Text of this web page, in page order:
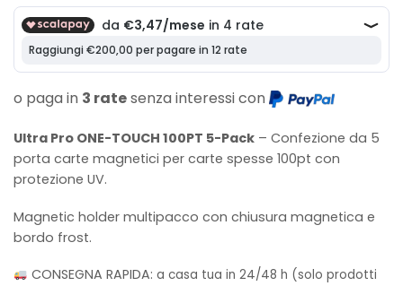
o paga in 3 ratesenza interessi con
Ultra Pro ONE-TOUCH 100PT 5-Pack – Confezione da 5
porta carte magnetici per carte spesse 100pt con
protezione UV.
Magnetic holder multipacco con chiusura magnetica e
bordo frost.
CONSEGNA RAPIDA:a casa tua in 24/48 h (solo prodotti